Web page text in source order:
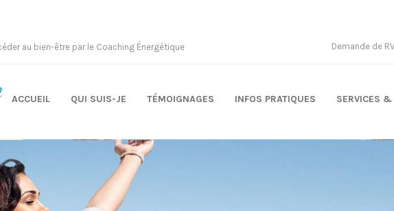
au bien-être par le Coaching Énergétique Demande de
ACCUEIL QUI SUIS-JE TÉMOIGNAGES INFOS PRATIQUES SERVICES &